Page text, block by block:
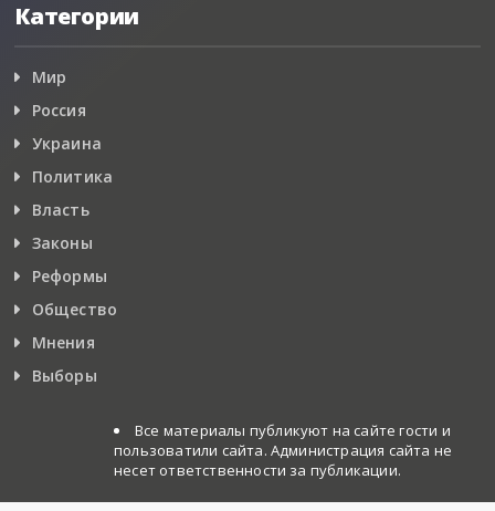
Категории
Мир
Россия
Украина
Политика
Власть
Законы
Реформы
Общество
Мнения
Выборы
Все материалы публикуют на сайте гости и
пользоватили сайта. Администрация сайта не
несет ответственности за публикации.